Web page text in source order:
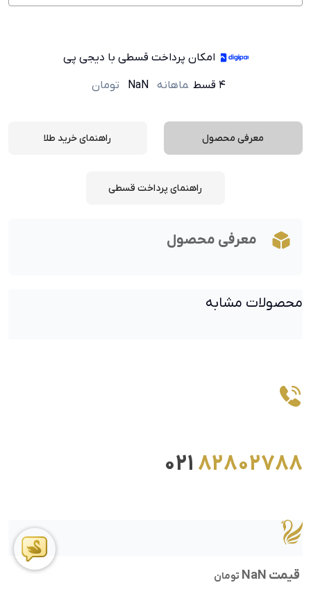
امکان پرداخت قسطی با دیجی پی
۴ قسط
ماهانه NaN تومان
قیمت NaN تومان
معرفی محصول راهنمای خرید طلا
راهنمای پرداخت قسطی
معرفی محصول
محصولات مشابه
82802788
021